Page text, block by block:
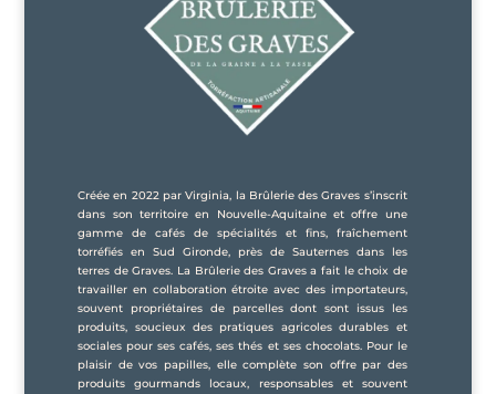
Créée en 2022 par Virginia, la Brûlerie des Graves s’inscrit
dans son territoire en Nouvelle-Aquitaine et offre une
gamme de cafés de spécialités et fins, fraîchement
torréfiés en Sud Gironde, près de Sauternes dans les
terres de Graves. La Brûlerie des Graves a fait le choix de
travailler en collaboration étroite avec des importateurs,
souvent propriétaires de parcelles dont sont issus les
produits, soucieux des pratiques agricoles durables et
sociales pour ses cafés, ses thés et ses chocolats. Pour le
plaisir de vos papilles, elle complète son offre par des
produits gourmands locaux, responsables et souvent